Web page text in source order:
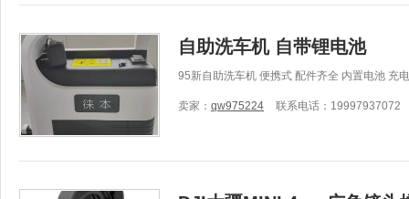
自助洗车机 自带锂电池
95新自助洗车机 便携式 配件齐全 内置电池 充
卖家： qw975224 联系电话：19997937072